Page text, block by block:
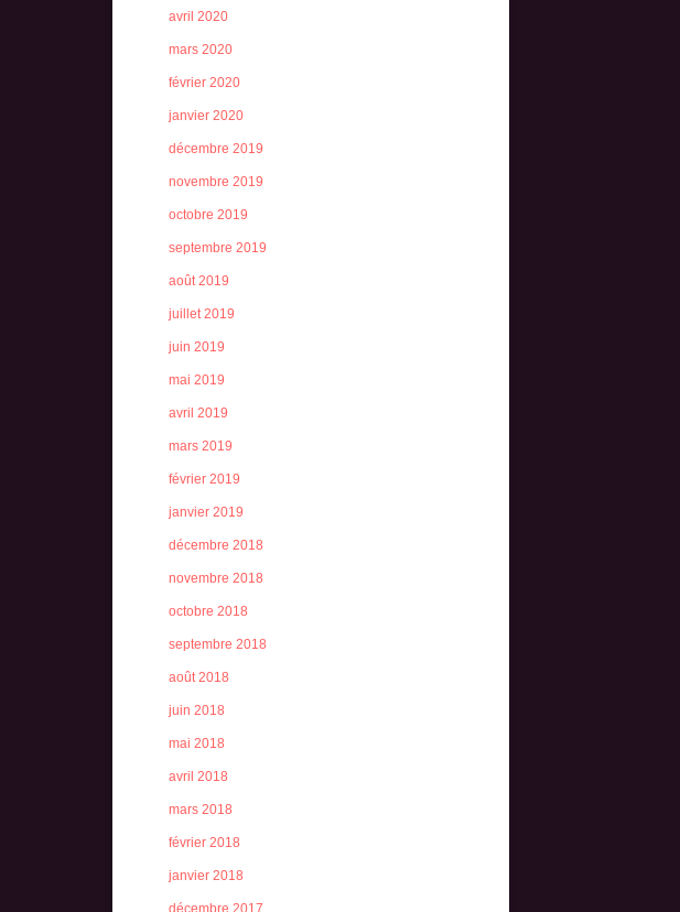
avril 2020
mars 2020
février 2020
janvier 2020
décembre 2019
novembre 2019
octobre 2019
septembre 2019
août 2019
juillet 2019
juin 2019
mai 2019
avril 2019
mars 2019
février 2019
janvier 2019
décembre 2018
novembre 2018
octobre 2018
septembre 2018
août 2018
juin 2018
mai 2018
avril 2018
mars 2018
février 2018
janvier 2018
décembre 2017